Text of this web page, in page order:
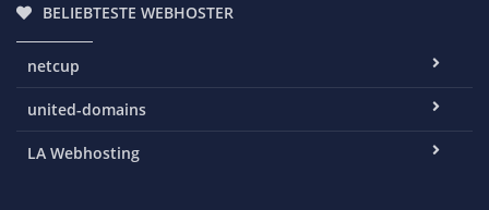
BELIEBTESTE WEBHOSTER
netcup
united-domains
LA Webhosting